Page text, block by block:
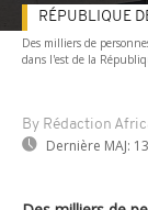
Des milliers de
dans l'est de la
By Rédaction
Dernière MAJ:
RÉPUBLIQUE